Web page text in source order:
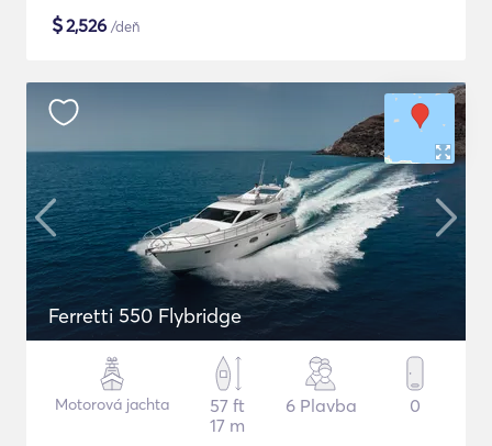
$2,526 /deň
Ferretti 550 Flybridge
Motorová jachta
57 ft
17 m
6 Plavba 0